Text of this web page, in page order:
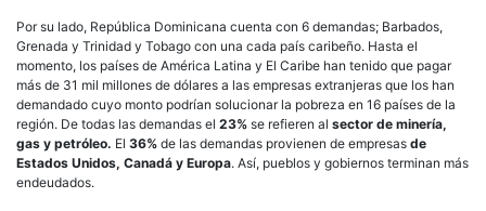
Por su lado, República Dominicana cuenta con 6 demandas; Barbados,
Grenada y Trinidad y Tobago con una cada país caribeño. Hasta el
momento, los países de América Latina y El Caribe han tenido que pagar
más de 31 mil millones de dólares a las empresas extranjeras que los han
demandado cuyo monto podrían solucionar la pobreza en 16 países de la
región. De todas las demandas el 23% se refieren al sector de minería,
gas y petróleo. El 36% de las demandas provienen de empresas de
Estados Unidos, Canadá y Europa. Así, pueblos y gobiernos terminan más
endeudados.